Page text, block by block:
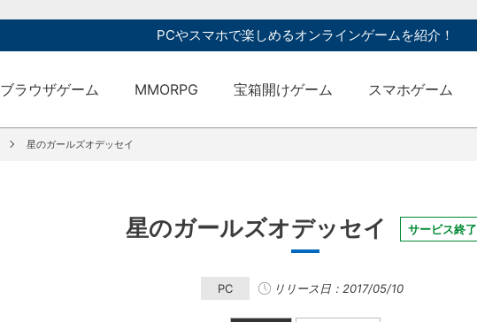
PCやスマホで楽しめるオンラインゲームを紹介！
ブラウザゲーム MMORPG 宝箱開けゲーム スマホゲーム
星のガールズオデッセイ
星のガールズオデッセイ サービス終了
PC リリース日：2017/05/10